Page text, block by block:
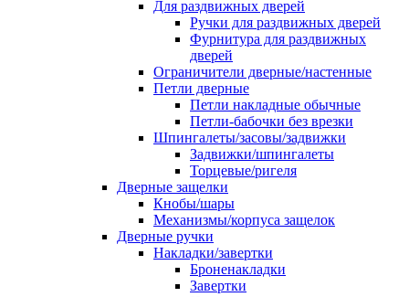
Для раздвижных дверей
Ручки для раздвижных дверей
Фурнитура для раздвижных
дверей
Ограничители дверные/настенные
Петли дверные
Петли накладные обычные
Петли-бабочки без врезки
Шпингалеты/засовы/задвижки
Задвижки/шпингалеты
Торцевые/ригеля
Дверные защелки
Кнобы/шары
Механизмы/корпуса защелок
Дверные ручки
Накладки/завертки
Броненакладки
Завертки